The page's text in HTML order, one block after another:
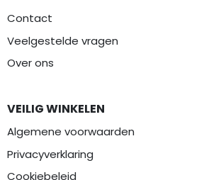
Contact
Veelgestelde vragen
Over ons
VEILIG WINKELEN
Algemene voorwaarden
Privacyverklaring
Cookiebeleid